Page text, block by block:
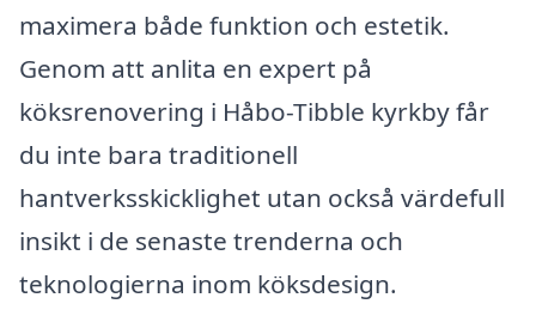
maximera både funktion och estetik.
Genom att anlita en expert på
köksrenovering i Håbo-Tibble kyrkby får
du inte bara traditionell
hantverksskicklighet utan också värdefull
insikt i de senaste trenderna och
teknologierna inom köksdesign.